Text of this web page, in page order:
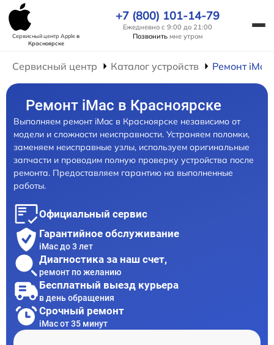
Сервисный центр Appleв
Красноярске
+7 (800) 101-14-79
Ежедневно с 9:00 до 21:00
Позвонить мне утром
Сервисный центр Каталог устройств Ремонт iMac
Ремонт iMac в Красноярске
Выполняем ремонт iMac в Красноярске независимо от
модели и сложности неисправности. Устраняем поломки,
заменяем неисправные узлы, используем оригинальные
запчасти и проводим полную проверку устройства после
ремонта. Предоставляем гарантию на выполненные
работы.
Официальный сервис
Гарантийное обслуживание
iMac до 3 лет
Диагностика за наш счет,
ремонт по желанию
Бесплатный выезд курьера
в день обращения
Срочный ремонт
iMac от 35 минут